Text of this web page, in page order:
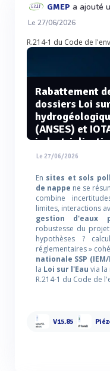
GMEP a ajouté
Le 27/06/2026
R.214-1 du Code de
Rabattement
dossiers Loi
(ANSES) et
Le 27/06/2026
En sites et sols
de nappe ne se
combine
limites, interactions
gestion d'eaux
robustesse du
hypothèses ?
réglementaires »
nationale SSP
la Loi sur l'Eau via la
R.214-1 du Code de
V15.85